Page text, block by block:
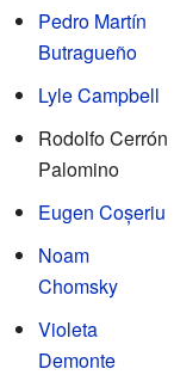
Pedro Martín
Butragueño
Lyle Campbell
Rodolfo Cerrón
Palomino
Eugen Coșeriu
Noam
Chomsky
Violeta
Demonte